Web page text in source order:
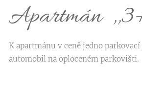
Apartmán
K apartmánu v ceně jedno
automobil na oploceném parkovišti.